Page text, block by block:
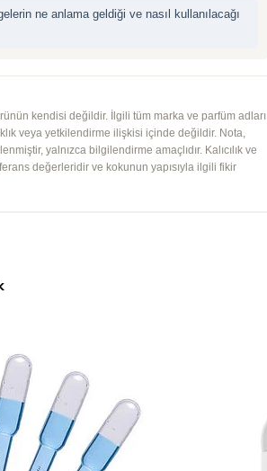
ne anlama geldiği ve nasıl kullanılacağı
kendisi değildir. İlgili tüm marka ve parfüm adları
veya yetkilendirme ilişkisi içinde değildir. Nota,
yalnızca bilgilendirme amaçlıdır. Kalıcılık ve
değerleridir ve kokunun yapısıyla ilgili fikir